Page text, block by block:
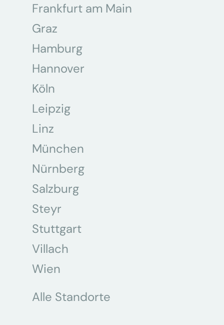
Frankfurt am Main
Graz
Hamburg
Hannover
Köln
Leipzig
Linz
München
Nürnberg
Salzburg
Steyr
Stuttgart
Villach
Wien
Alle Standorte